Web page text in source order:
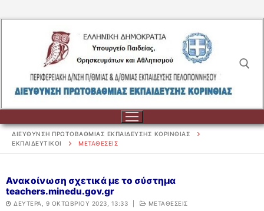
περιεχόμενο
Αναζήτηση για:
Αναζήτηση
για:
ΔΙΕΥΘΥΝΣΗ ΠΡΩΤΟΒΑΘΜΙΑΣ ΕΚΠΑΙΔΕΥΣΗΣ ΚΟΡΙΝΘΙΑΣ
ΕΚΠΑΙΔΕΥΤΙΚΟΙ
ΜΕΤΑΘΕΣΕΙΣ
Ανακοίνωση σχετικά με το σύστημα
teachers.minedu.gov.gr
ΔΕΥΤΈΡΑ, 9 ΟΚΤΩΒΡΊΟΥ 2023, 13:33 ΜΕΤΑΘΕΣΕΙΣ